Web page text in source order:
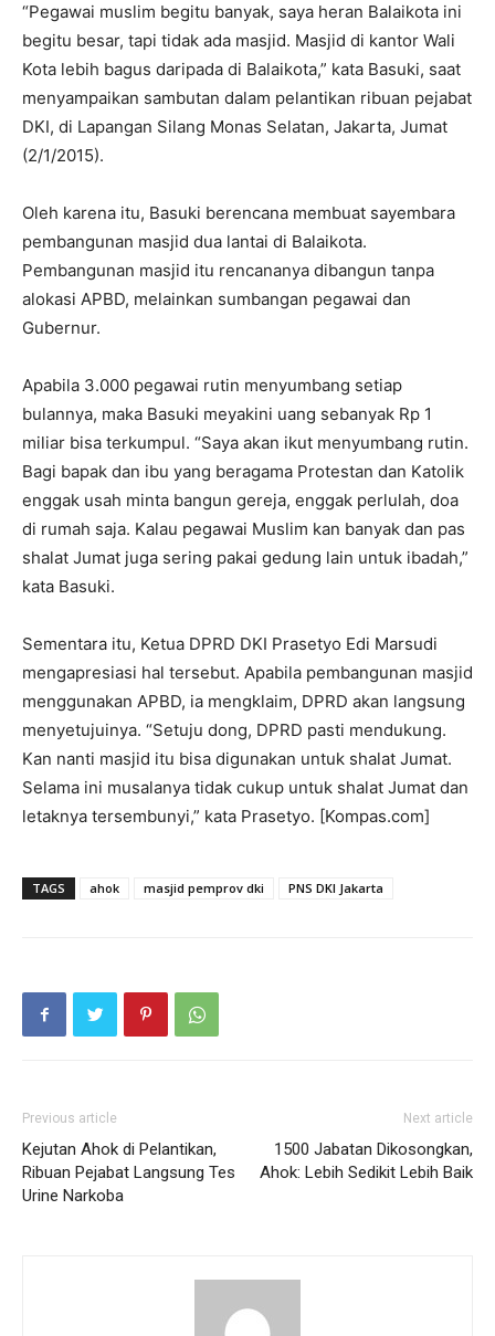
“Pegawai muslim begitu banyak, saya heran Balaikota ini
begitu besar, tapi tidak ada masjid. Masjid di kantor Wali
Kota lebih bagus daripada di Balaikota,” kata Basuki, saat
menyampaikan sambutan dalam pelantikan ribuan pejabat
DKI, di Lapangan Silang Monas Selatan, Jakarta, Jumat
(2/1/2015).
Oleh karena itu, Basuki berencana membuat sayembara
pembangunan masjid dua lantai di Balaikota.
Pembangunan masjid itu rencananya dibangun tanpa
alokasi APBD, melainkan sumbangan pegawai dan
Gubernur.
Apabila 3.000 pegawai rutin menyumbang setiap
bulannya, maka Basuki meyakini uang sebanyak Rp 1
miliar bisa terkumpul. “Saya akan ikut menyumbang rutin.
Bagi bapak dan ibu yang beragama Protestan dan Katolik
enggak usah minta bangun gereja, enggak perlulah, doa
di rumah saja. Kalau pegawai Muslim kan banyak dan pas
shalat Jumat juga sering pakai gedung lain untuk ibadah,”
kata Basuki.
Sementara itu, Ketua DPRD DKI Prasetyo Edi Marsudi
mengapresiasi hal tersebut. Apabila pembangunan masjid
menggunakan APBD, ia mengklaim, DPRD akan langsung
menyetujuinya. “Setuju dong, DPRD pasti mendukung.
Kan nanti masjid itu bisa digunakan untuk shalat Jumat.
Selama ini musalanya tidak cukup untuk shalat Jumat dan
letaknya tersembunyi,” kata Prasetyo. [Kompas.com]
TAGS ahok masjid pemprov dki PNS DKI Jakarta
Previous article
Kejutan Ahok di Pelantikan,
Ribuan Pejabat Langsung Tes
Urine Narkoba
Next article
1500 Jabatan Dikosongkan,
Ahok: Lebih Sedikit Lebih Baik